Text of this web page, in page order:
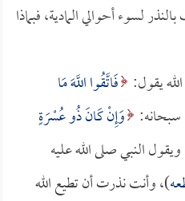
لسوء أحوالي المادية، فبماذا
يقول: فَاتَّقُوا اللَّهَ مَا
وَإِنْ كَانَ ذُو عُسْرَةٍ
ويقول النبي صلى الله عليه
)، وأنت نذرت أن تطيع الله